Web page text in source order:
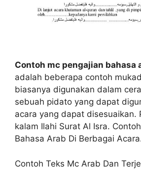
Contoh mc pengajian bahasa
adalah beberapa contoh
biasanya digunakan dalam
sebuah pidato yang dapat
acara yang dapat disesuaikan.
kalam Ilahi Surat Al Isra.
Bahasa Arab Di Berbagai
Contoh Teks Mc Arab Dan